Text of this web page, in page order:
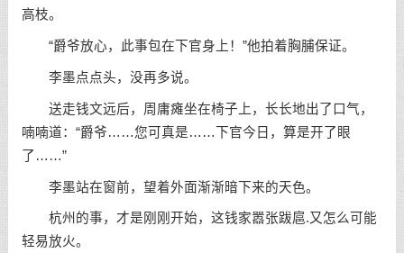
高枝。
“爵爷放心，此事包在下官身上！”他拍着胸脯保证。
李墨点点头，没再多说。
送走钱文远后，周庸瘫坐在椅子上，长长地出了口气，
喃喃道：“爵爷……您可真是……下官今日，算是开了眼
了……”
李墨站在窗前，望着外面渐渐暗下来的天色。
杭州的事，才是刚刚开始，这钱家嚣张跋扈.又怎么可能
轻易放火。